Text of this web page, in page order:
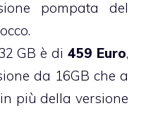
pompata del
GB è di459 Euro,
da 16GB che a
più della versione